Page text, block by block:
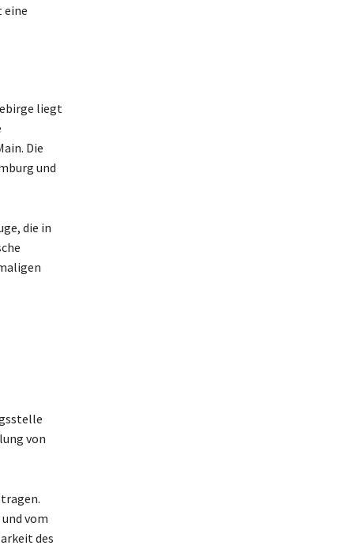
eine
liegt
Die
und
die in
von
vom
des